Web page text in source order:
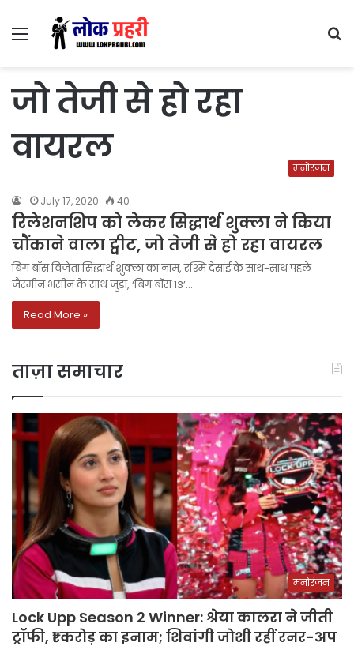
Menu
जो तेजी से हो रहा
वायरल
मनोरंजन
July 17, 2020 40
रिलेशनशिप को लेकर सिद्धार्थ शुक्ला ने किया
चौंकाने वाला ट्वीट, जो तेजी से हो रहा वायरल
बिग बॉस विजेता सिद्धार्थ शुक्ला का नाम, रश्मि देसाई के साथ-साथ पहले
जैस्मीन भसीन के साथ जुड़ा, ‘बिग बॉस 13’…
Read More »
ताज़ा समाचार
मनोरंजन
Lock Upp Season 2 Winner: श्रेया कालरा ने जीती
ट्रॉफी, ₹1 करोड़ का इनाम; शिवांगी जोशी रहीं रनर-अप